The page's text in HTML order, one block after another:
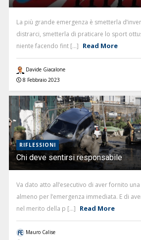
La più grande emergenza è smetterla
distrarci, smetterla di praticare lo sport
niente facendo fint [...] Read More
Davide Giacalone
8 Febbraio 2023
RIFLESSIONI
Chi deve sentirsi responsabile
Va dato atto all’esecutivo di aver fornito
almeno per l’emergenza immediata. E di
nel merito della p [...] Read More
Mauro Calise